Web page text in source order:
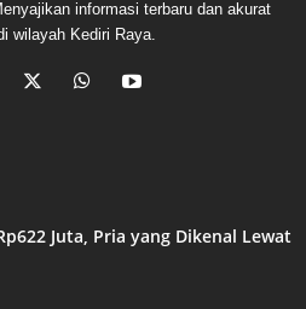
informasi terbaru dan akurat
wilayah Kediri Raya.
Juta, Pria yang Dikenal Lewat